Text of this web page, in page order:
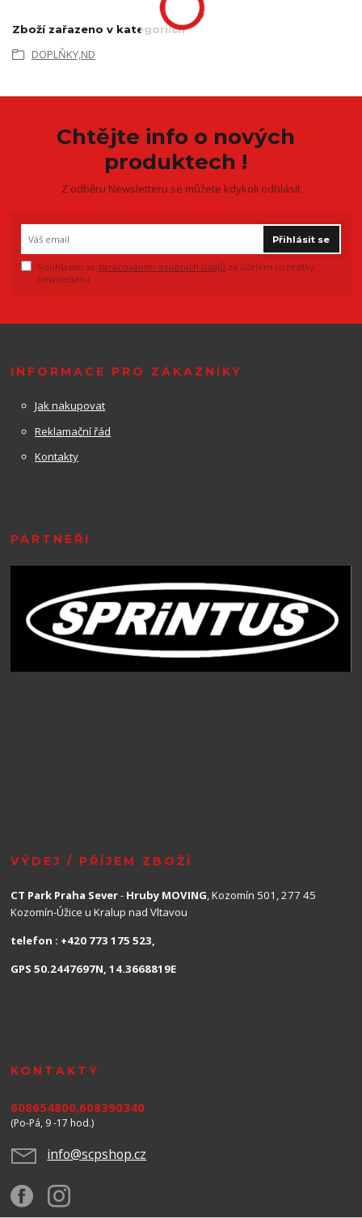
Zboží zařazeno v kategoriích
DOPLŇKY,ND
Chtějte info o nových
produktech !
Z odběru Newsletteru se můžete kdykoli odhlásit
Přihlásit se
Souhlasím se zpracováním osobních údajů za účelem rozesílky
newsletteru.
INFORMACE PRO ZÁKAZNÍKY
Jak nakupovat
Reklamační řád
Kontakty
PARTNEŘI
VÝDEJ / PŘÍJEM ZBOŽÍ
CT Park Praha Sever- Hruby MOVING, Kozomín 501, 277 45
Kozomín-Úžice u Kralup nad Vltavou
telefon : +420 773 175 523,
GPS 50.2447697N, 14.3668819E
KONTAKTY
608654800,608390340
(Po-Pá, 9 -17 hod.)
info@scpshop.cz